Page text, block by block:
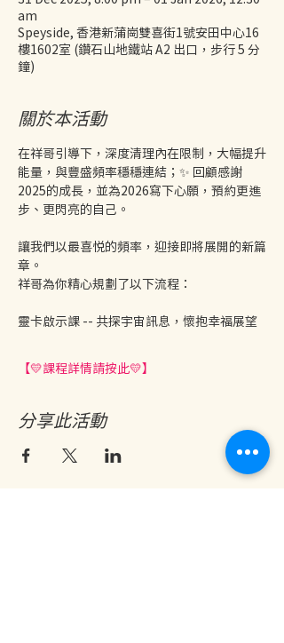
am
Speyside, 香港新蒲崗雙喜街1號安田中心16
樓1602室 (鑽石山地鐵站 A2 出口，步行 5 分
鐘)
關於本活動
在祥哥引導下，深度清理內在限制，大幅提升
能量，與豐盛頻率穩穩連結；✨ 回顧感謝
2025的成長，並為2026寫下心願，預約更進
步、更閃亮的自己。
讓我們以最喜悦的頻率，迎接即將展開的新篇
章。
祥哥為你精心規劃了以下流程：
靈卡啟示課 -- 共探宇宙訊息，懷抱幸福展望
【💛課程詳情請按此💛】
分享此活動